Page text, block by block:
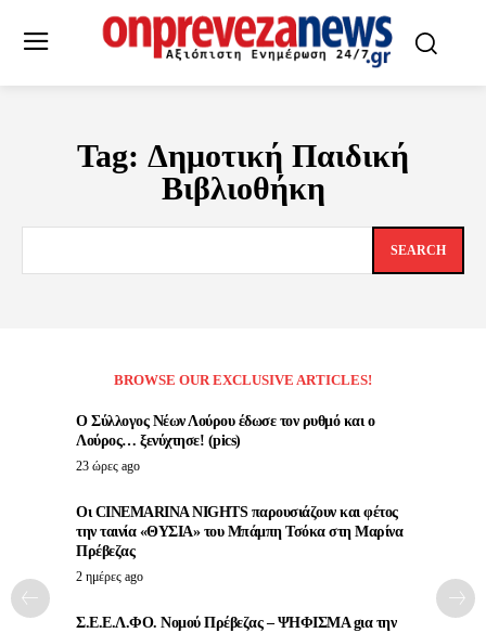
Tag: Δημοτική Παιδική
Βιβλιοθήκη
SEARCH
BROWSE OUR EXCLUSIVE ARTICLES!
Ο Σύλλογος Νέων Λούρου έδωσε τον ρυθμό και ο
Λούρος… ξενύχτησε! (pics)
23 ώρες ago
Οι CINEMARINA NIGHTS παρουσιάζουν και φέτος
την ταινία «ΘΥΣΙΑ» του Μπάμπη Τσόκα στη Μαρίνα
Πρέβεζας
2 ημέρες ago
Σ.Ε.Ε.Λ.ΦΟ. Νομού Πρέβεζας – ΨΗΦΙΣΜΑ gια την